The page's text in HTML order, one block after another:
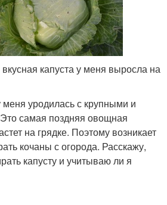
капуста у меня выросла на
меня уродилась с крупными и
самая поздняя овощная
на грядке. Поэтому возникает
кочаны с огорода. Расскажу,
капусту и учитываю ли я